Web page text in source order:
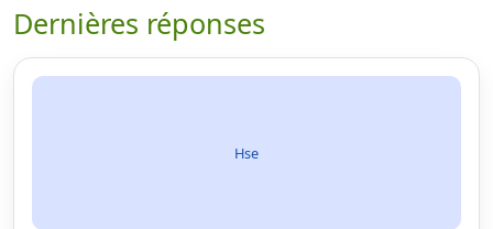
Dernières réponses
Hse